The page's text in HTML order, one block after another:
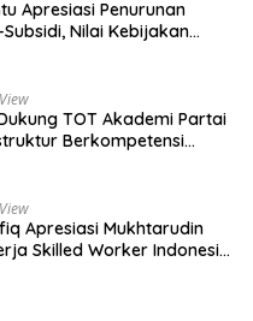
Apresiasi Penurunan
Nilai Kebijakan
TOT Akademi Partai
Berkompetensi
Apresiasi Mukhtarudin
Skilled Worker Indonesia